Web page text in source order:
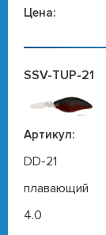
Цена:
SSV-TUP-21
Артикул:
DD-21
плавающий
4.0